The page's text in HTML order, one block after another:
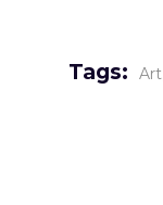
Tags: Art